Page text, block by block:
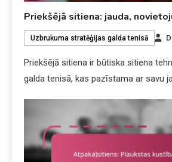
Priekšējā sitiena: jauda,
Uzbrukuma stratēģijas galda tenisā
Priekšējā sitiena ir būtiska sitiena
galda tenisā, kas pazīstama ar savu